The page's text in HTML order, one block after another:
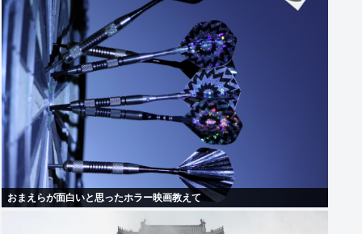
おまえらが面白いと思ったホラー映画教えて